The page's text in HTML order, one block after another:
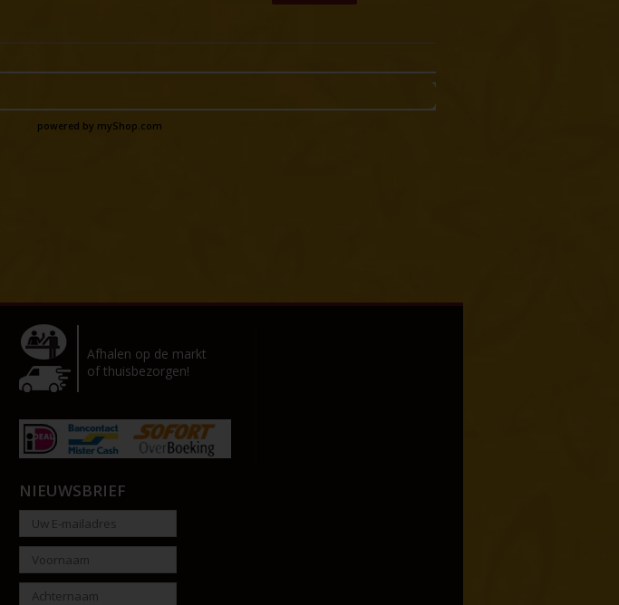
powered by myShop.com
Afhalen op de markt
of thuisbezorgen!
NIEUWSBRIEF